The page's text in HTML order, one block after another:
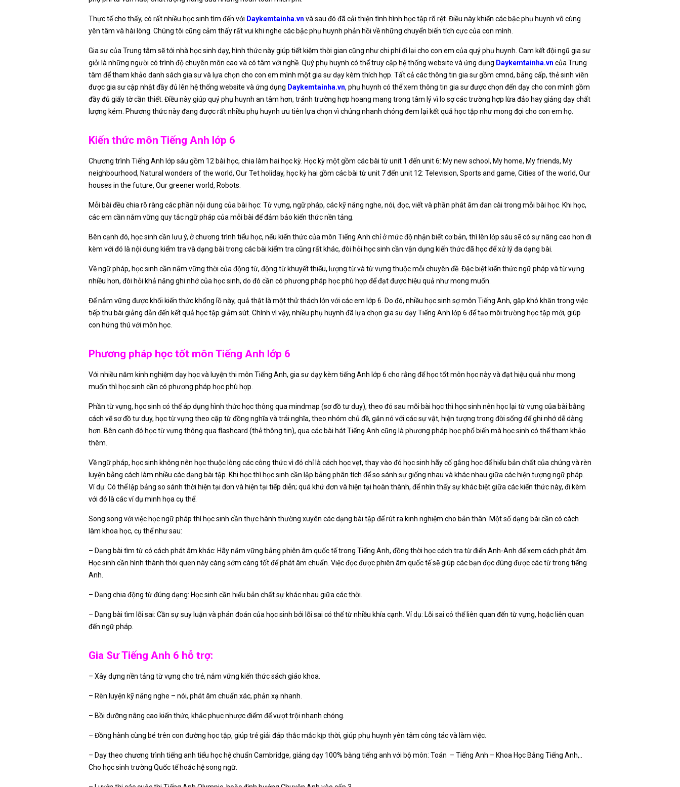
Thực tế cho thấy, có rất nhiều học sinh tìm đến với Daykemtainha.vn và sau đó đã cải thiện tình hình học tập rõ rệt. Điều này khiến các bậc phụ huynh vô cùng
yên tâm và hài lòng. Chúng tôi cũng cảm thấy rất vui khi nghe các bậc phụ huynh phản hồi về những chuyển biến tích cực của con mình.
Gia sư của Trung tâm sẽ tới nhà học sinh dạy, hình thức này giúp tiết kiệm thời gian cũng như chi phí đi lại cho con em của quý phụ huynh. Cam kết đội ngũ gia sư
giỏi là những người có trình độ chuyên môn cao và có tâm với nghề. Quý phụ huynh có thể truy cập hệ thống website và ứng dụng Daykemtainha.vn của Trung
tâm để tham khảo danh sách gia sư và lựa chọn cho con em mình một gia sư dạy kèm thích hợp. Tất cả các thông tin gia sư gồm cmnd, bằng cấp, thẻ sinh viên
được gia sư cập nhật đầy đủ lên hệ thống website và ứng dụng Daykemtainha.vn, phụ huynh có thể xem thông tin gia sư được chọn đến dạy cho con mình gồm
đầy đủ giấy tờ cần thiết. Điều này giúp quý phụ huynh an tâm hơn, tránh trường hợp hoang mang trong tâm lý vì lo sợ các trường hợp lừa đảo hay giảng dạy chất
lượng kém. Phương thức này đang được rất nhiều phụ huynh ưu tiên lựa chọn vì chúng nhanh chóng đem lại kết quả học tập như mong đợi cho con em họ.
Kiến thức môn Tiếng Anh lớp 6
Chương trình Tiếng Anh lớp sáu gồm 12 bài học, chia làm hai học kỳ. Học kỳ một gồm các bài từ unit 1 đến unit 6: My new school, My home, My friends, My
neighbourhood, Natural wonders of the world, Our Tet holiday, học kỳ hai gồm các bài từ unit 7 đến unit 12: Television, Sports and game, Cities of the world, Our
houses in the future, Our greener world, Robots.
Mỗi bài đều chia rõ ràng các phần nội dung của bài học: Từ vựng, ngữ pháp, các kỹ năng nghe, nói, đọc, viết và phần phát âm đan cài trong mỗi bài học. Khi học,
các em cần nắm vững quy tắc ngữ pháp của mỗi bài để đảm bảo kiến thức nền tảng.
Bên cạnh đó, học sinh cần lưu ý, ở chương trình tiểu học, nếu kiến thức của môn Tiếng Anh chỉ ở mức độ nhận biết cơ bản, thì lên lớp sáu sẽ có sự nâng cao hơn đi
kèm với đó là nội dung kiểm tra và dạng bài trong các bài kiểm tra cũng rất khác, đòi hỏi học sinh cần vận dụng kiến thức đã học để xử lý đa dạng bài.
Về ngữ pháp, học sinh cần nắm vững thời của động từ, động từ khuyết thiếu, lượng từ và từ vựng thuộc mỗi chuyên đề. Đặc biệt kiến thức ngữ pháp và từ vựng
nhiều hơn, đòi hỏi khả năng ghi nhớ của học sinh, do đó cần có phương pháp học phù hợp để đạt được hiệu quả như mong muốn.
Để nắm vững được khối kiến thức khổng lồ này, quả thật là một thử thách lớn với các em lớp 6. Do đó, nhiều học sinh sợ môn Tiếng Anh, gặp khó khăn trong việc
tiếp thu bài giảng dẫn đến kết quả học tập giảm sút. Chính vì vậy, nhiều phụ huynh đã lựa chọn gia sư dạy Tiếng Anh lớp 6 để tạo môi trường học tập mới, giúp
con hứng thú với môn học.
Phương pháp học tốt môn Tiếng Anh lớp 6
Với nhiều năm kinh nghiệm dạy học và luyện thi môn Tiếng Anh, gia sư dạy kèm tiếng Anh lớp 6 cho rằng để học tốt môn học này và đạt hiệu quả như mong
muốn thì học sinh cần có phương pháp học phù hợp.
Phần từ vựng, học sinh có thể áp dụng hình thức học thông qua mindmap (sơ đồ tư duy), theo đó sau mỗi bài học thì học sinh nên học lại từ vựng của bài bằng
cách vẽ sơ đồ tư duy, học từ vựng theo cặp từ đồng nghĩa và trái nghĩa, theo nhóm chủ đề, gắn nó với các sự vật, hiện tượng trong đời sống để ghi nhớ dễ dàng
hơn. Bên cạnh đó học từ vựng thông qua flashcard (thẻ thông tin), qua các bài hát Tiếng Anh cũng là phương pháp học phổ biến mà học sinh có thể tham khảo
thêm.
Về ngữ pháp, học sinh không nên học thuộc lòng các công thức vì đó chỉ là cách học vẹt, thay vào đó học sinh hãy cố gắng học để hiểu bản chất của chúng và rèn
luyện bằng cách làm nhiều các dạng bài tập. Khi học thì học sinh cần lập bảng phân tích để so sánh sự giống nhau và khác nhau giữa các hiện tượng ngữ pháp.
Ví dụ: Có thể lập bảng so sánh thời hiện tại đơn và hiện tại tiếp diễn; quá khứ đơn và hiện tại hoàn thành, để nhìn thấy sự khác biệt giữa các kiến thức này, đi kèm
với đó là các ví dụ minh họa cụ thể.
Song song với việc học ngữ pháp thì học sinh cần thực hành thường xuyên các dạng bài tập để rút ra kinh nghiệm cho bản thân. Một số dạng bài cần có cách
làm khoa học, cụ thể như sau:
– Dạng bài tìm từ có cách phát âm khác: Hãy nắm vững bảng phiên âm quốc tế trong Tiếng Anh, đồng thời học cách tra từ điển Anh-Anh để xem cách phát âm.
Học sinh cần hình thành thói quen này càng sớm càng tốt để phát âm chuẩn. Việc đọc được phiên âm quốc tế sẽ giúp các bạn đọc đúng được các từ trong tiếng
Anh.
– Dạng chia động từ đúng dạng: Học sinh cần hiểu bản chất sự khác nhau giữa các thời.
– Dạng bài tìm lỗi sai: Cần sự suy luận và phán đoán của học sinh bởi lỗi sai có thể từ nhiều khía cạnh. Ví dụ: Lỗi sai có thể liên quan đến từ vựng, hoặc liên quan
đến ngữ pháp.
Gia Sư Tiếng Anh 6 hỗ trợ:
– Xây dựng nền tảng từ vựng cho trẻ, nắm vững kiến thức sách giáo khoa.
– Rèn luyện kỹ năng nghe – nói, phát âm chuẩn xác, phản xạ nhanh.
– Bồi dưỡng nâng cao kiến thức, khắc phục nhược điểm để vượt trội nhanh chóng.
– Đồng hành cùng bé trên con đường học tập, giúp trẻ giải đáp thắc mắc kịp thời, giúp phụ huynh yên tâm công tác và làm việc.
– Dạy theo chương trình tiếng anh tiểu học hệ chuẩn Cambridge, giảng dạy 100% bằng tiếng anh với bộ môn: Toán – Tiếng Anh – Khoa Học Bằng Tiếng Anh,..
Cho học sinh trường Quốc tế hoăc hệ song ngữ.